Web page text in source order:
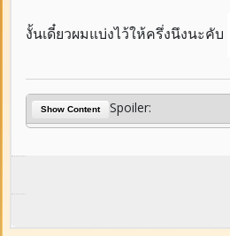
งั้นเดี๋ยวผมแบ่งไว้ให้ครึ่งนึงนะคับ
Show Content Spoiler: